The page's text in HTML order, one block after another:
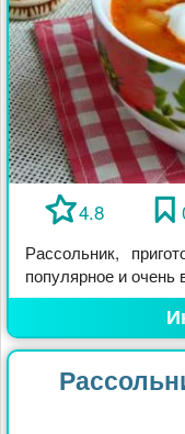
4.8
Рассольник,
популярное и очень